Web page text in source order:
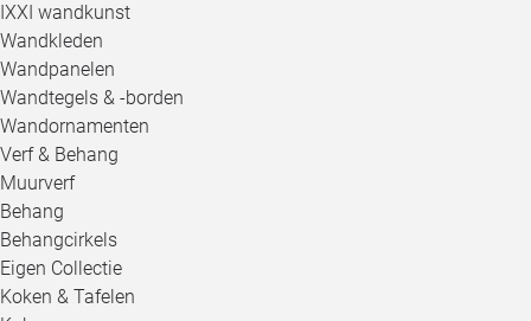
IXXI wandkunst
Wandkleden
Wandpanelen
Wandtegels & -borden
Wandornamenten
Verf & Behang
Muurverf
Behang
Behangcirkels
Eigen Collectie
Koken & Tafelen